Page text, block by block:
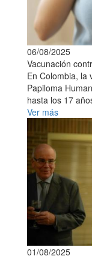
06/08/2025
Vacunación
En Colombia, la
Papiloma
hasta los 17
Ver más
01/08/2025